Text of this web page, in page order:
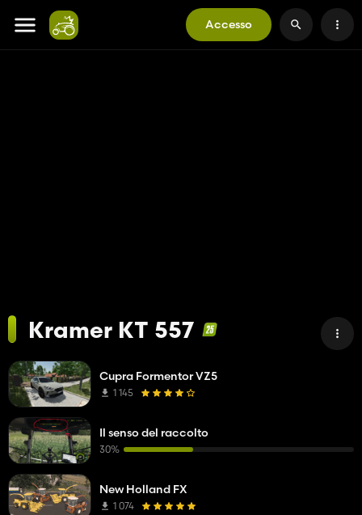
Accesso
Kramer KT 557
Cupra Formentor VZ5
1 145
Il senso del raccolto
30%
New Holland FX
1 074